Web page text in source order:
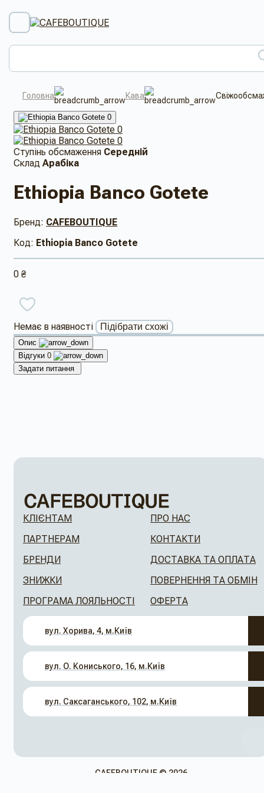
Головна Кава
Ступінь обсмаження Середній
Склад Арабіка
Ethiopia Banco Gotete
Бренд: CAFEBOUTIQUE
Код: Ethiopia Banco Gotete
0 ₴
Немає в наявності Підібрати схожі
Опис
Відгуки 0
Задати питання
КЛІЄНТАМ
ПАРТНЕРАМ
БРЕНДИ
ЗНИЖКИ
ПРОГРАМА ЛОЯЛЬНОСТІ
ПРО НАС
КОНТАКТИ
ДОСТАВКА ТА ОПЛАТА
ПОВЕРНЕННЯ ТА ОБМІН
ОФЕРТА
вул. Хорива, 4, м.Київ
вул. О. Кониського, 16, м.Київ
вул. Саксаганського, 102, м.Київ
CAFEBOUTIQUE © 2026